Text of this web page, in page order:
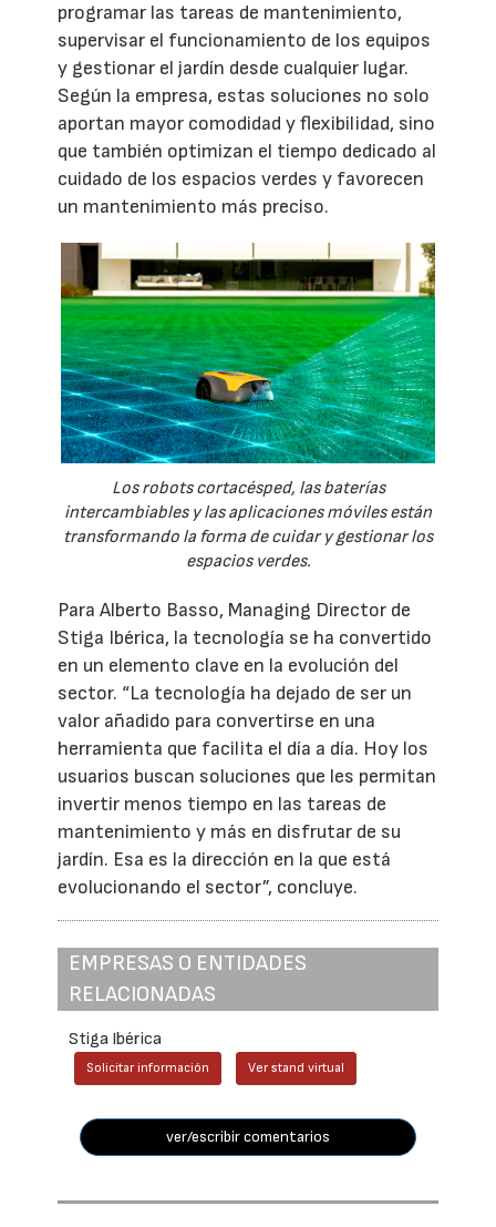
programar las tareas de mantenimiento,
supervisar el funcionamiento de los equipos
y gestionar el jardín desde cualquier lugar.
Según la empresa, estas soluciones no solo
aportan mayor comodidad y flexibilidad, sino
que también optimizan el tiempo dedicado al
cuidado de los espacios verdes y favorecen
un mantenimiento más preciso.
Los robots cortacésped, las baterías
intercambiables y las aplicaciones móviles están
transformando la forma de cuidar y gestionar los
espacios verdes.
Para Alberto Basso, Managing Director de
Stiga Ibérica, la tecnología se ha convertido
en un elemento clave en la evolución del
sector. “La tecnología ha dejado de ser un
valor añadido para convertirse en una
herramienta que facilita el día a día. Hoy los
usuarios buscan soluciones que les permitan
invertir menos tiempo en las tareas de
mantenimiento y más en disfrutar de su
jardín. Esa es la dirección en la que está
evolucionando el sector”, concluye.
EMPRESAS O ENTIDADES
RELACIONADAS
Stiga Ibérica
Solicitar información Ver stand virtual
ver/escribir comentarios